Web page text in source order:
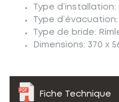
Type
Type
Type de bride:
Dimensions: 370 x
Fiche Technique